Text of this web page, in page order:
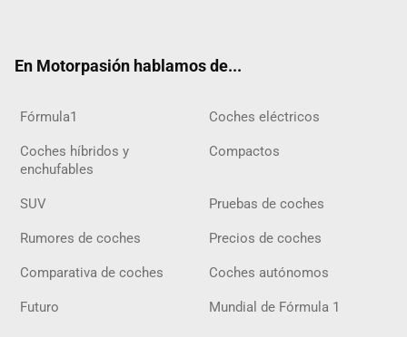
En Motorpasión hablamos de...
Fórmula1 Coches eléctricos
Coches híbridos y
enchufables
Compactos
SUV Pruebas de coches
Rumores de coches Precios de coches
Comparativa de coches Coches autónomos
Futuro Mundial de Fórmula 1